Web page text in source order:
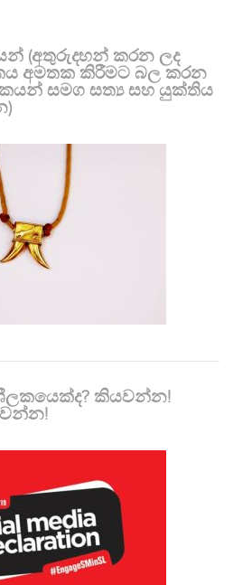
(අතුරුදහන් කරන ලද
අමතක කිරීමට බල කරන
සමග සත්‍ය සහ යුක්තිය
කියවන්න!